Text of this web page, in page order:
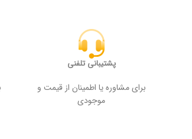
پشتیبانی تلفنی
برای مشاوره یا اطمینان از قیمت و
موجودی